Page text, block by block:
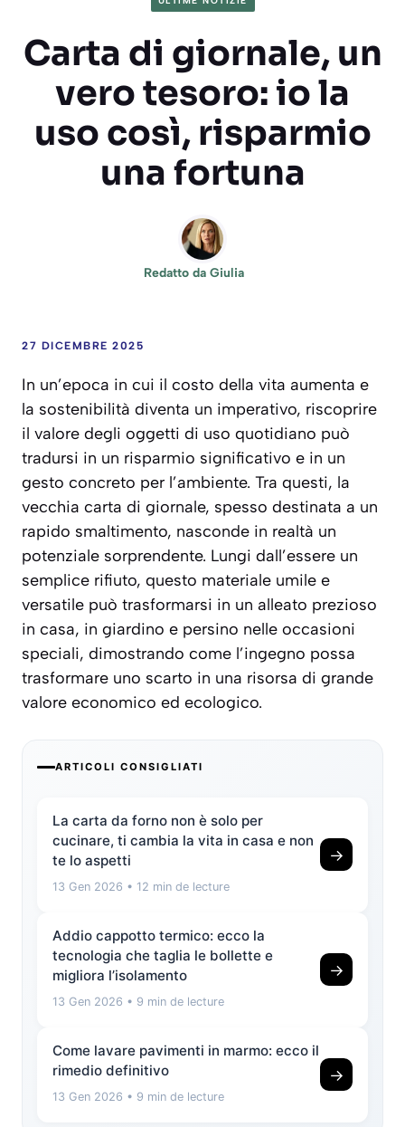
Carta di giornale, un
vero tesoro: io la
uso così, risparmio
una fortuna
Redatto da Giulia
27 DICEMBRE 2025
In un’epoca in cui il costo della vita aumenta e
la sostenibilità diventa un imperativo, riscoprire
il valore degli oggetti di uso quotidiano può
tradursi in un risparmio significativo e in un
gesto concreto per l’ambiente. Tra questi, la
vecchia carta di giornale, spesso destinata a un
rapido smaltimento, nasconde in realtà un
potenziale sorprendente. Lungi dall’essere un
semplice rifiuto, questo materiale umile e
versatile può trasformarsi in un alleato prezioso
in casa, in giardino e persino nelle occasioni
speciali, dimostrando come l’ingegno possa
trasformare uno scarto in una risorsa di grande
valore economico ed ecologico.
ARTICOLI CONSIGLIATI
La carta da forno non è solo per
cucinare, ti cambia la vita in casa e non
te lo aspetti
13 Gen 2026 • 12 min de lecture
→
Addio cappotto termico: ecco la
tecnologia che taglia le bollette e
migliora l’isolamento
13 Gen 2026 • 9 min de lecture
→
Come lavare pavimenti in marmo: ecco il
rimedio definitivo
13 Gen 2026 • 9 min de lecture
→